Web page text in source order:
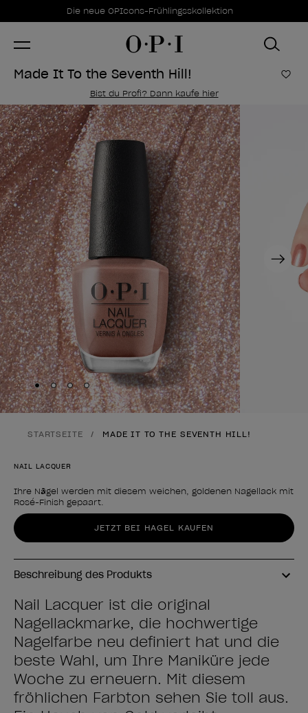
Sonderangebote
Die neue OPIcons-Frühlingsskollektion
Item 1 of 1
Made It To the Seventh Hill! Zur
Bist du Profi? Dann kaufe hier
Next
Skip to slide1
Skip to slide2
Skip to slide3
Skip to slide4
STARTSEITE MADE IT TO THE SEVENTH HILL!
NAIL LACQUER
Ihre Nägel werden mit diesem weichen, goldenen Nagellack mit
Rosé-Finish gepaart.
Form des Produkts
JETZT BEI HAGEL KAUFEN
Beschreibung des Produkts
Nail Lacquer ist die original
Nagellackmarke, die hochwertige
Nagelfarbe neu definiert hat und die
beste Wahl, um Ihre Maniküre jede
Woche zu erneuern. Mit diesem
fröhlichen Farbton sehen Sie toll aus.